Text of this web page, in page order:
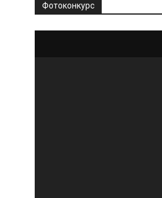
Фотоконкурс